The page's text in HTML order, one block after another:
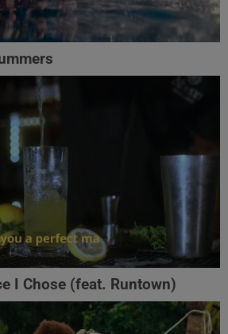
I Chose (feat. Runtown)